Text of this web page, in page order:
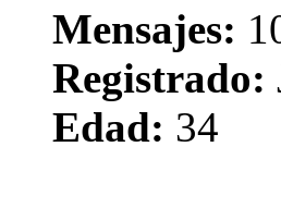
Mensajes:
Registrado:
Edad: 34